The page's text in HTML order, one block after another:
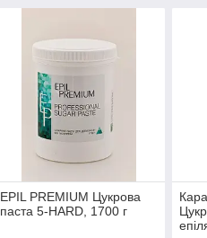
EPIL PREMIUM Цукрова
паста 5-HARD, 1700 г